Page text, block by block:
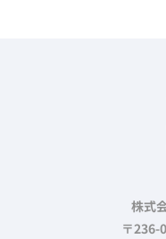
株式
〒236-